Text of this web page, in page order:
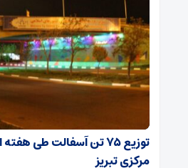
توزیع ۷۵ تن آسفالت طی
مرکزی تبریز